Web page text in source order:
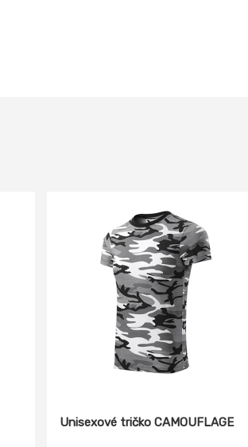
Unisexové tričko CAMOUFLAGE